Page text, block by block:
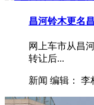
昌河铃木更名
网上车市从昌
转让后...
新闻 编辑： 李